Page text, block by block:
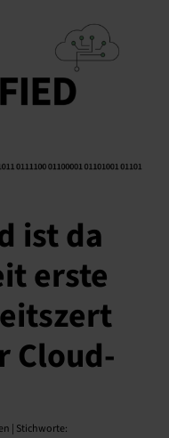
ist da
erste
Cloud-
| Stichworte: